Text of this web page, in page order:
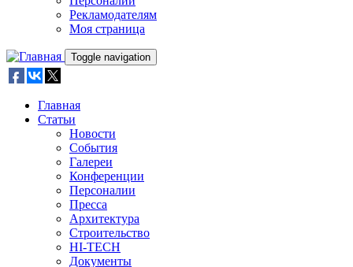
Рекламодателям
Моя страница
Toggle navigation
Главная
Статьи
Новости
События
Галереи
Конференции
Персоналии
Пресса
Архитектура
Строительство
HI-TECH
Документы